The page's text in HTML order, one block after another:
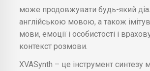
може продовжувати будь-який
англійською мовою, а також
мови, емоції і особистості і
контекст розмови.
XVASynth – це інструмент синтезу